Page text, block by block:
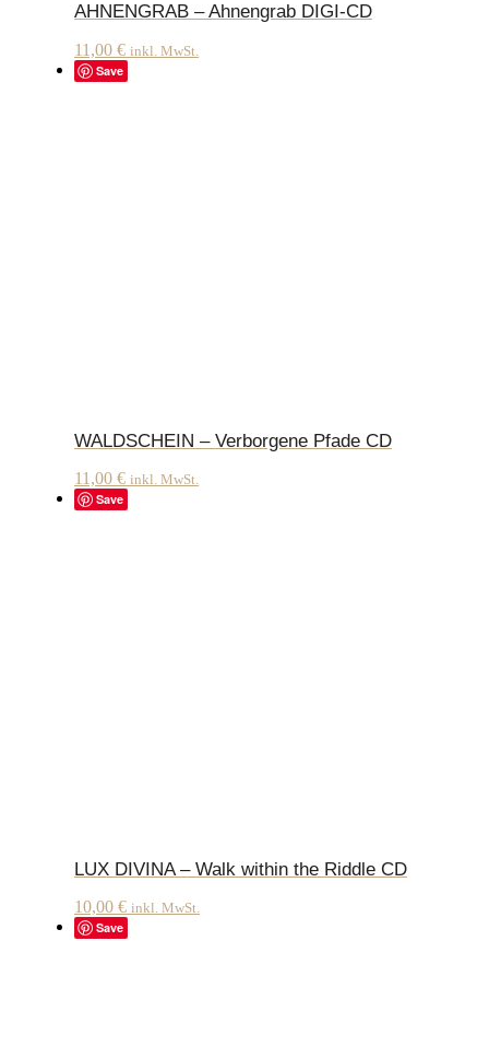
AHNENGRAB – Ahnengrab DIGI-CD
11,00 € inkl. MwSt.
Save
WALDSCHEIN – Verborgene Pfade CD
11,00 € inkl. MwSt.
Save
LUX DIVINA – Walk within the Riddle CD
10,00 € inkl. MwSt.
Save